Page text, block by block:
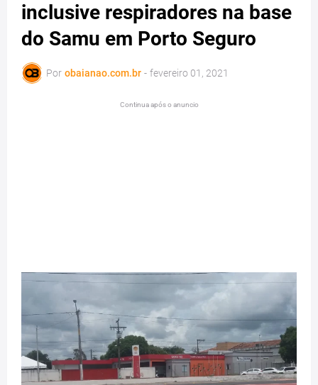
inclusive respiradores na base
do Samu em Porto Seguro
Por obaianao.com.br - fevereiro 01, 2021
Continua após o anuncio